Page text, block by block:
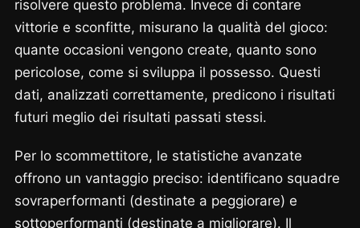
risolvere questo problema. Invece di contare
vittorie e sconfitte, misurano la qualità del gioco:
quante occasioni vengono create, quanto sono
pericolose, come si sviluppa il possesso. Questi
dati, analizzati correttamente, predicono i risultati
futuri meglio dei risultati passati stessi.
Per lo scommettitore, le statistiche avanzate
offrono un vantaggio preciso: identificano squadre
sovraperformanti (destinate a peggiorare) e
sottoperformanti (destinate a migliorare). Il